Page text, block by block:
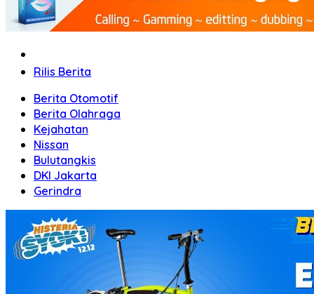
Rilis Berita
Berita Otomotif
Berita Olahraga
Kejahatan
Nissan
Bulutangkis
DKI Jakarta
Gerindra